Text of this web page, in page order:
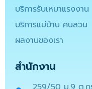
บริการรับเหมาแรงงาน
บริการแม่บ้าน คนสวน
ผลงานของเรา
สำนักงาน